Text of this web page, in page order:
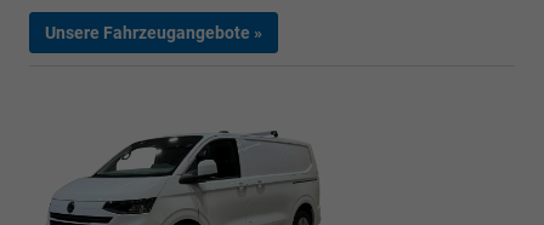
Unsere Fahrzeugangebote »